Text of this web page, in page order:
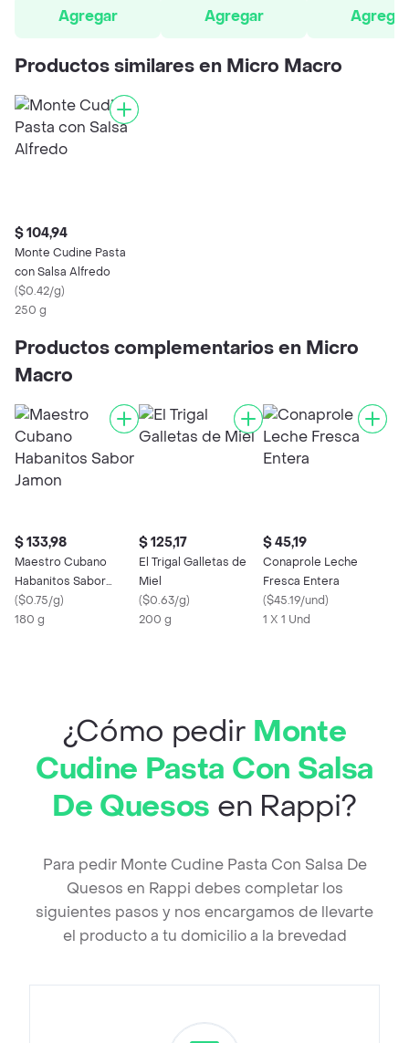
Agregar
Agregar
Agregar
Productos similares en Micro Macro
$ 104,94
Monte Cudine Pasta
con Salsa Alfredo
($0.42/g)
250 g
Productos complementarios en Micro
Macro
$ 133,98
Maestro Cubano
Habanitos Sabor
Jamon
($0.75/g)
180 g
$ 125,17
El Trigal Galletas de
Miel
($0.63/g)
200 g
$ 45,19
Conaprole Leche
Fresca Entera
($45.19/und)
1 X 1 Und
¿Cómo pedir Monte
Cudine Pasta Con Salsa
De Quesos en Rappi?
Para pedir Monte Cudine Pasta Con Salsa De
Quesos en Rappi debes completar los
siguientes pasos y nos encargamos de llevarte
el producto a tu domicilio a la brevedad